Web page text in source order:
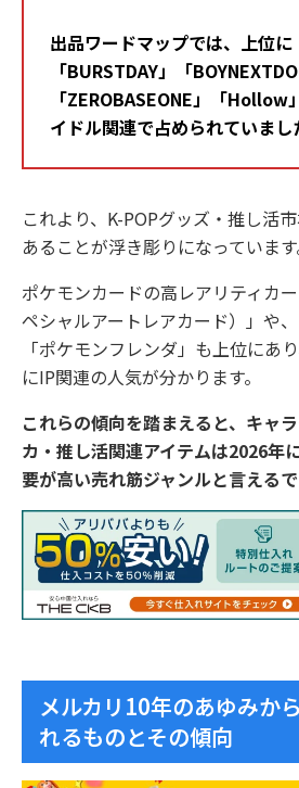
出品ワードマップでは、上位
「BURSTDAY」「
「ZEROBASEONE」「Hollow
イドル関連で占められていまし
これより、K-POPグッズ・推し活
あることが浮き彫りになっています
ポケモンカードの高レアリティカ
ペシャルアートレアカード）」や
「ポケモンフレンダ」も上位にあ
にIP関連の人気が分かります。
これらの傾向を踏まえると、キャ
カ・推し活関連アイテムは2026年
要が高い売れ筋ジャンルと言えるで
メルカリ10年のあゆみか
れるものとその傾向